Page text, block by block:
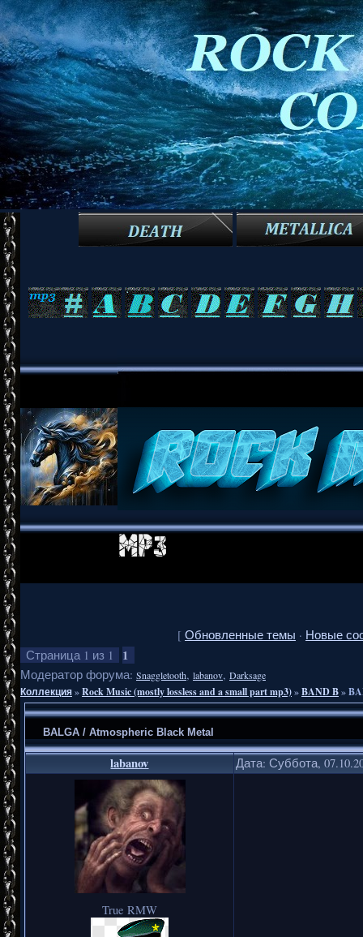
[ Обновленные темы · Новые
Страница 1 из 1 1
Модератор форума: Snaggletooth, labanov, Darksage
Коллекция»Rock Music (mostly lossless and a small part mp3)»BAND B»
BALGA / Atmospheric Black Metal
labanov Дата: Суббота,
True RMW